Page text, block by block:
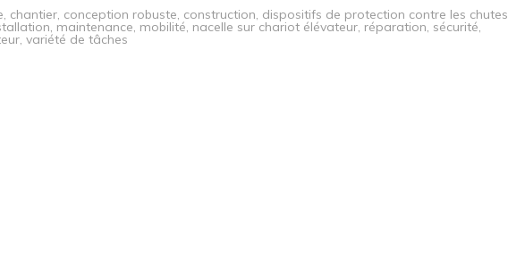
, chantier, conception robuste, construction, dispositifs de protection contre les chutes
, maintenance, mobilité, nacelle sur chariot élévateur, réparation, sécurité,
, variété de tâches